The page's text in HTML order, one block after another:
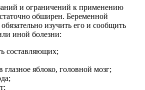
и ограничений к применению
обширен. Беременной
изучить его и сообщить
иной болезни:
составляющих;
глазное яблоко, головной мозг;